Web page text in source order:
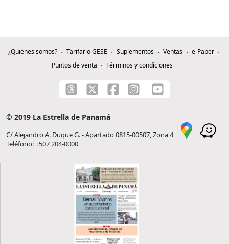
¿Quiénes somos? Tarifario GESE Suplementos Ventas
e-Paper
Puntos de venta
Términos y condiciones
© 2019 La Estrella de Panamá
C/ Alejandro A. Duque G. - Apartado 0815-00507, Zona 4
Teléfono: +507 204-0000